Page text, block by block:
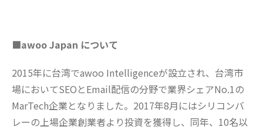
■awoo Japan について
2015年に台湾でawoo Intelligenceが設立され、台湾市
場においてSEOとEmail配信の分野で業界シェアNo.1の
MarTech企業となりました。2017年8月にはシリコンバ
レーの上場企業創業者より投資を獲得し、同年、10名以